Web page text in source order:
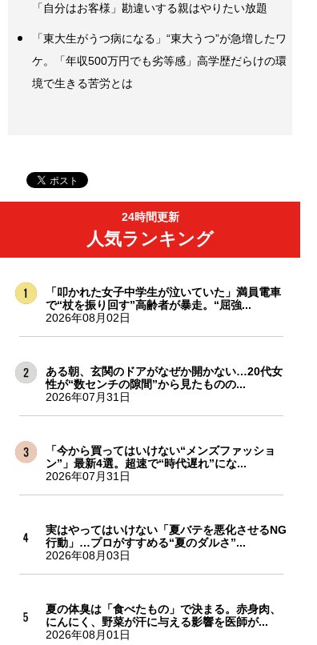
「自分はお客様」勘違いする親はやりたい放題
「東大生がうつ病になる」“東大うつ”が急増したワ
ケ。「年収500万円でも劣等感」高学歴だらけの環
境で生きる苦労とは
24時間更新
人気ランキング
「叩かれた女子中学生が泣いていた」満員電車
で“杖を振り回す”高齢者が暴走。“屈強...
2026年08月02日
ある朝、玄関のドアがなぜか開かない…20代女
性が“数センチの隙間”から見たものの...
2026年07月31日
「今から買ってはいけない“メンズファッショ
ン”」最新4選。超速で“時代遅れ”にな...
2026年07月31日
実はやってはいけない「夏バテを悪化させるNG
行動」…プロがすすめる“夏のダルさ”...
2026年08月03日
夏の体臭は「食べたもの」で決まる。赤身肉、
にんにく、野菜が汗に与える影響を医師が...
2026年08月01日